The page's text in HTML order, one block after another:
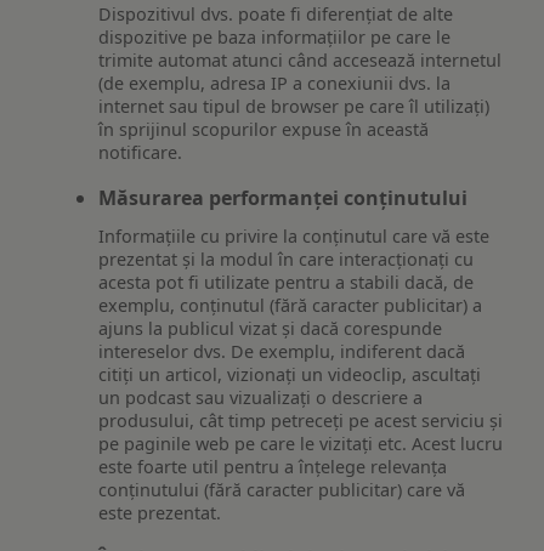
Dispozitivul dvs. poate fi diferențiat de alte
dispozitive pe baza informațiilor pe care le
trimite automat atunci când accesează internetul
(de exemplu, adresa IP a conexiunii dvs. la
internet sau tipul de browser pe care îl utilizați)
în sprijinul scopurilor expuse în această
notificare.
Măsurarea performanței conținutului
Informațiile cu privire la conținutul care vă este
prezentat și la modul în care interacționați cu
acesta pot fi utilizate pentru a stabili dacă, de
exemplu, conținutul (fără caracter publicitar) a
ajuns la publicul vizat și dacă corespunde
intereselor dvs. De exemplu, indiferent dacă
citiți un articol, vizionați un videoclip, ascultați
un podcast sau vizualizați o descriere a
produsului, cât timp petreceți pe acest serviciu și
pe paginile web pe care le vizitați etc. Acest lucru
este foarte util pentru a înțelege relevanța
conținutului (fără caracter publicitar) care vă
este prezentat.